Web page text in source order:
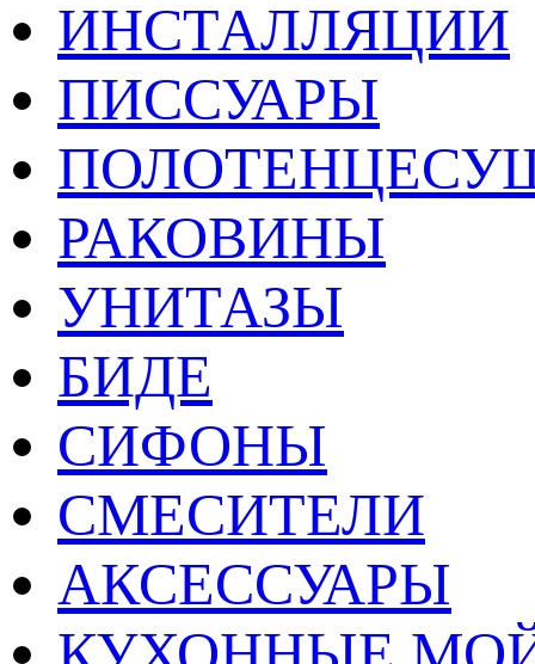
ИНСТАЛЛЯЦИИ
ПИССУАРЫ
РАКОВИНЫ
УНИТАЗЫ
БИДЕ
СИФОНЫ
СМЕСИТЕЛИ
АКСЕССУАРЫ